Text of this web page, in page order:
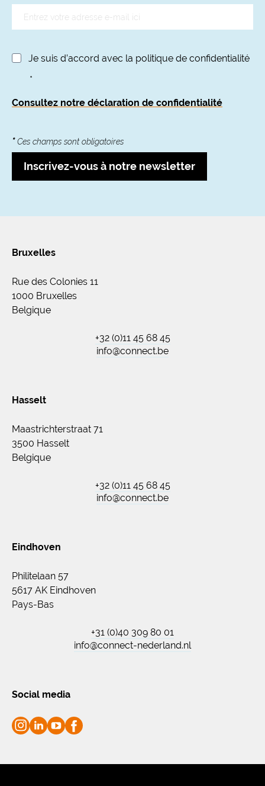
Je suis d’accord avec la politique de confidentialité
*
Consultez notre déclaration de confidentialité
*Ces champs sont obligatoires
Inscrivez-vous à notre newsletter
Bruxelles
Rue des Colonies 11
1000 Bruxelles
Belgique
+32 (0)11 45 68 45
info@connect.be
Hasselt
Maastrichterstraat 71
3500 Hasselt
Belgique
+32 (0)11 45 68 45
info@connect.be
Eindhoven
Philitelaan 57
5617 AK Eindhoven
Pays-Bas
+31 (0)40 309 80 01
info@connect-nederland.nl
Social media